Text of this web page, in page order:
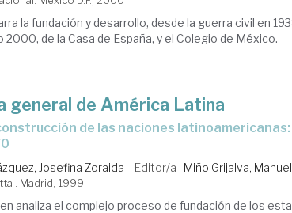
la fundación y desarrollo, desde la guerra civil en
2000, de la Casa de España, y el Colegio de México.
general de América Latina
Josefina Zoraida Editor/a . Miño Grijalva, Manuel
. Madrid, 1999
analiza el complejo proceso de fundación de los